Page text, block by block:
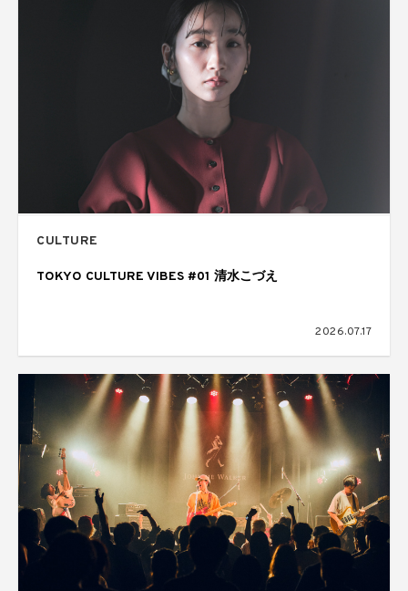
CULTURE
TOKYO CULTURE VIBES #01 清水こづえ
2026.07.17